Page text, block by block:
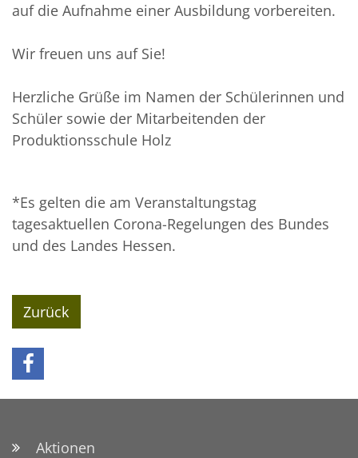
auf die Aufnahme einer Ausbildung vorbereiten.
Wir freuen uns auf Sie!
Herzliche Grüße im Namen der Schülerinnen und
Schüler sowie der Mitarbeitenden der
Produktionsschule Holz
*Es gelten die am Veranstaltungstag
tagesaktuellen Corona-Regelungen des Bundes
und des Landes Hessen.
Zurück
Aktionen